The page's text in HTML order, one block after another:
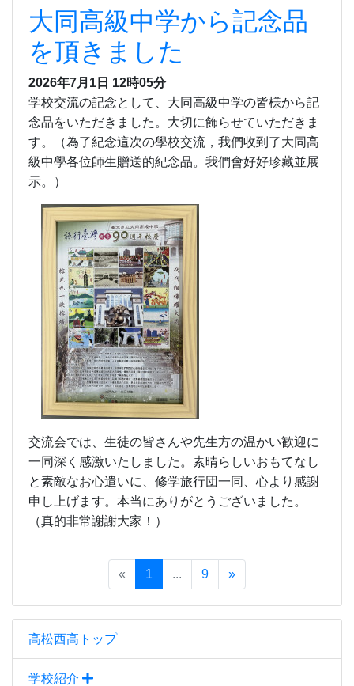
高松西高トップ
学校紹介
大同高級中学から記念品
を頂きました
2026年7月1日 12時05分
学校交流の記念として、大同高級中学の皆様から記
念品をいただきました。大切に飾らせていただきま
す。（為了紀念這次の學校交流，我們收到了大同高
級中學各位師生贈送的紀念品。我們會好好珍藏並展
示。）
交流会では、生徒の皆さんや先生方の温かい歓迎に
一同深く感激いたしました。素晴らしいおもてなし
と素敵なお心遣いに、修学旅行団一同、心より感謝
申し上げます。本当にありがとうございました。
（真的非常謝謝大家！）
« 1 ... 9 »